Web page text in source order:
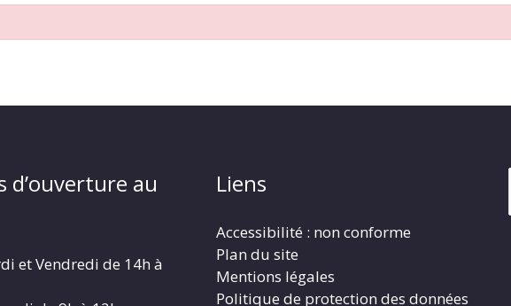
d’ouverture au
et Vendredi de 14h à
Liens
Accessibilité : non conforme
Plan du site
Mentions légales
Politique de protection des données